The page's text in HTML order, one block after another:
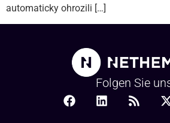
automaticky ohrozili […]
Folgen Sie